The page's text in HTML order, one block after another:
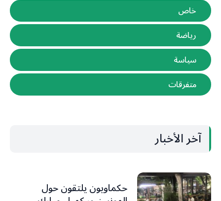
خاص
رياضة
سياسة
متفرقات
آخر الأخبار
حكماويون يلتقون حول